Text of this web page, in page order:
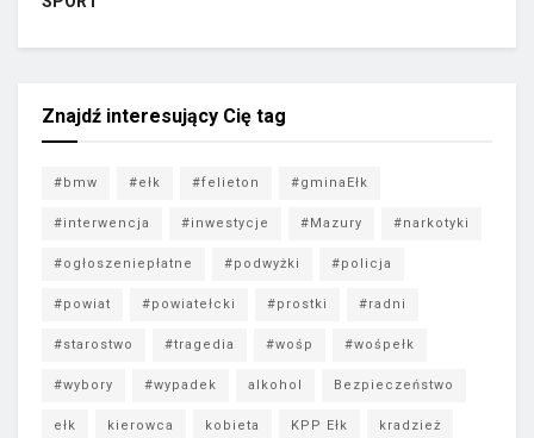
Znajdź interesujący Cię tag
#bmw #ełk #felieton #gminaEłk
#interwencja #inwestycje #Mazury #narkotyki
#ogłoszeniepłatne #podwyżki #policja
#powiat #powiatełcki #prostki #radni
#starostwo #tragedia #wośp #wośpełk
#wybory #wypadek alkohol Bezpieczeństwo
ełk kierowca kobieta KPP Ełk kradzież